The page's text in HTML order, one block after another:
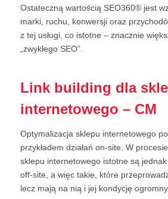
Ostateczną wartością SEO360® jest
marki, ruchu, konwersji oraz
z tej usługi, co istotne – znacznie
„zwykłego SEO”.
Link building dla
internetowego – CM
Optymalizacja sklepu internetowego
przykładem działań on-site. W
sklepu internetowego istotne są jednak
off-site, a więc takie, które
lecz mają na nią i jej kondycję ogromny